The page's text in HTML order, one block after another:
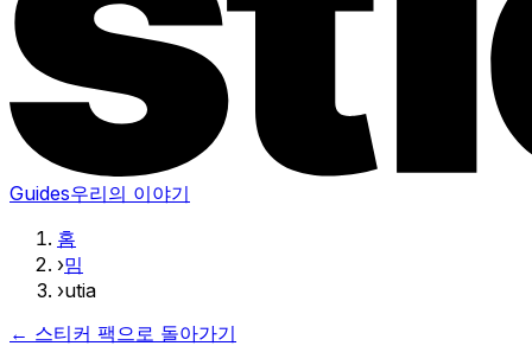
Guides우리의 이야기
홈
›밈
›utia
← 스티커 팩으로 돌아가기